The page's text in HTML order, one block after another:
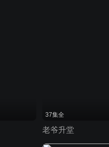
37集全
老爷升堂